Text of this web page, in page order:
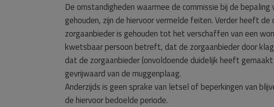
De omstandigheden waarmee de commissie bij de
gehouden, zijn de hiervoor vermelde feiten. Verder heeft
zorgaanbieder is gehouden tot het verschaffen van een
kwetsbaar persoon betreft, dat de zorgaanbieder door
dat de zorgaanbieder (onvoldoende duidelijk heeft
gevrijwaard van de muggenplaag.
Anderzijds is geen sprake van letsel of beperkingen van
de hiervoor bedoelde periode.